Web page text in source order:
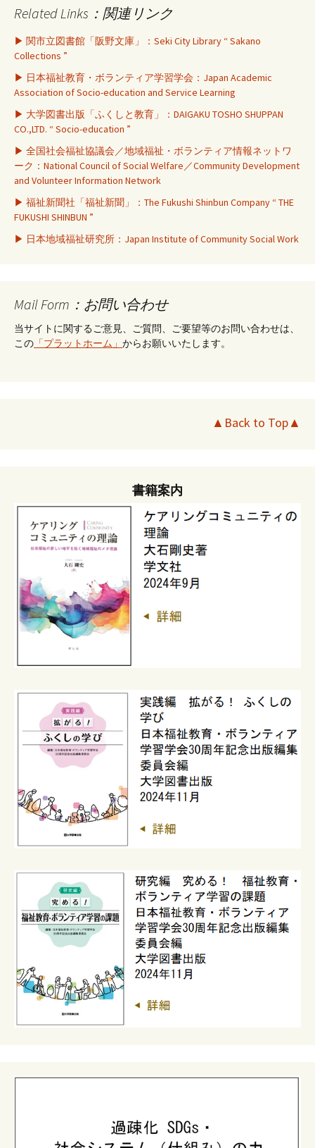
Related Links：関連リンク
▶ 関市立図書館「阪野文庫」：Seki City Library “ Sakano
Collections ”
▶ 日本福祉教育・ボランティア学習学会：Japan Academic
Association of Socio-education and Service Learning
▶ 大学図書出版「ふくしと教育」：DAIGAKU TOSHO SHUPPAN
CO.,LTD. “ Socio-education ”
▶ 全国社会福祉協議会／地域福祉・ボランティア情報ネットワ
ーク：National Council of Social Welfare／Community Development
and Volunteer Information Network
▶ 福祉新聞社「福祉新聞」：The Fukushi Shinbun Company “ THE
FUKUSHI SHINBUN ”
▶ 日本地域福祉研究所：Japan Institute of Community Social Work
Mail Form：お問い合わせ
当サイトに関するご意見、ご質問、ご要望等のお問い合わせは、
この 「プラットホーム」 からお願いいたします。
▲Back to Top▲
書籍案内